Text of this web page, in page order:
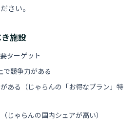
さい。
施設
ターゲット
で競争力がある
ある（じゃらんの「お得なプラン」特
じゃらんの国内シェアが高い）